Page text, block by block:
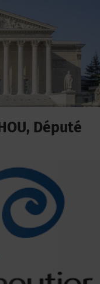
Député